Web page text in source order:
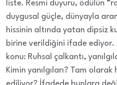
liste. Resmi duyuru, ödülün
duygusal güçle, dünyayla
hissinin altında yatan dipsiz
birine verildiğini ifade ediyor.
konu: Ruhsal çalkantı,
Kimin yanılgıları? Tam